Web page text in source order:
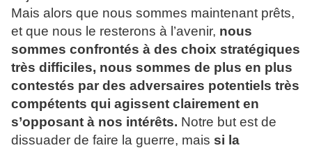
Mais alors que nous sommes maintenant prêts,
et que nous le resterons à l’avenir, nous
sommes confrontés à des choix stratégiques
très difficiles, nous sommes de plus en plus
contestés par des adversaires potentiels très
compétents qui agissent clairement en
s’opposant à nos intérêts. Notre but est de
dissuader de faire la guerre, mais si la